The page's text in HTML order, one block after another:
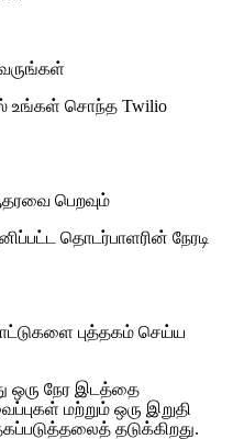
உங்கள் சொந்த Twilio
பெறவும்
தொடர்பாளரின் நேரடி
புத்தகம் செய்ய
ஒரு நேர இடத்தை
மற்றும் ஒரு இறுதி
தடுக்கிறது.